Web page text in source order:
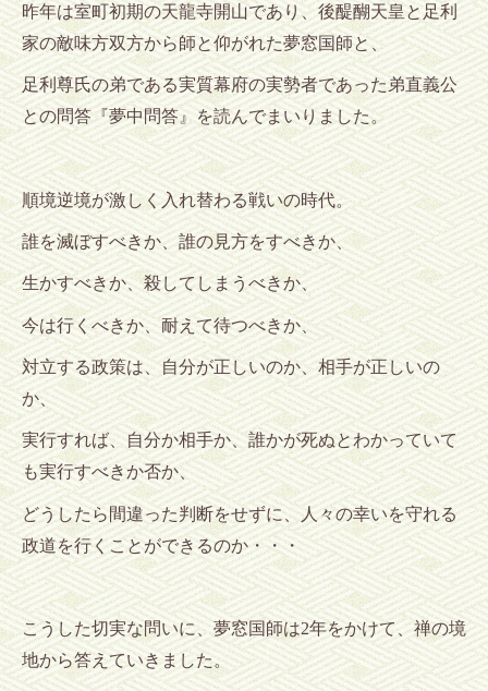
昨年は室町初期の天龍寺開山であり、後醍醐天皇と足利
家の敵味方双方から師と仰がれた夢窓国師と、
足利尊氏の弟である実質幕府の実勢者であった弟直義公
との問答『夢中問答』を読んでまいりました。
順境逆境が激しく入れ替わる戦いの時代。
誰を滅ぼすべきか、誰の見方をすべきか、
生かすべきか、殺してしまうべきか、
今は行くべきか、耐えて待つべきか、
対立する政策は、自分が正しいのか、相手が正しいの
か、
実行すれば、自分か相手か、誰かが死ぬとわかっていて
も実行すべきか否か、
どうしたら間違った判断をせずに、人々の幸いを守れる
政道を行くことができるのか・・・
こうした切実な問いに、夢窓国師は2年をかけて、禅の境
地から答えていきました。